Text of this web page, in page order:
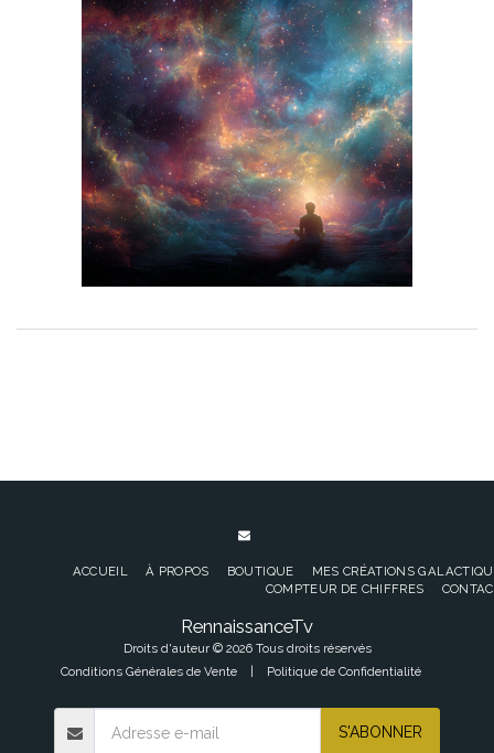
RennaissanceTv
Droits d'auteur © 2026 Tous droits réservés
Conditions Générales de Vente| Politique de Confidentialité
ACCUEIL À PROPOS BOUTIQUE
MES CRÉATIONS
COMPTEUR DE CHIFFRES
S'ABONNER